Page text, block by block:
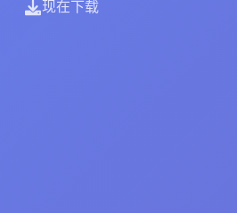
现在下载